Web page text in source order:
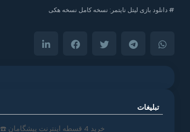
# دانلود بازی لیتل نایتمر: نسخه کامل نسخه هکی
تبلیغات
خرید 4 قسطه اینترنت پیشگامان ☎️